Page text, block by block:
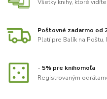
Všetky knihy, ktoré
Poštovné zadarmo od
Platí pre Balík na Poštu,
- 5% pre knihomoľa
Registrovaným